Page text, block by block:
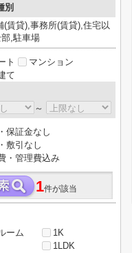
別
(賃貸),事務所(賃貸),住宅以
,駐車場
ト
マンション
て
～
保証金なし
敷引なし
・管理費込み
1件が該当
ーム
1K
1LDK